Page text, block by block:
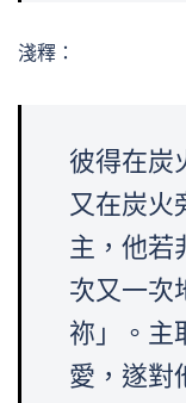
淺釋：
彼得在炭
又在炭火
主，他若
次又一次
祢」。主
愛，遂對